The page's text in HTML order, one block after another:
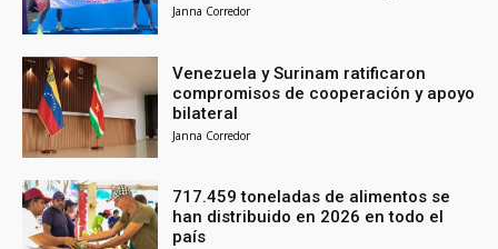
Janna Corredor
Venezuela y Surinam ratificaron
compromisos de cooperación y apoyo
bilateral
Janna Corredor
717.459 toneladas de alimentos se
han distribuido en 2026 en todo el
país